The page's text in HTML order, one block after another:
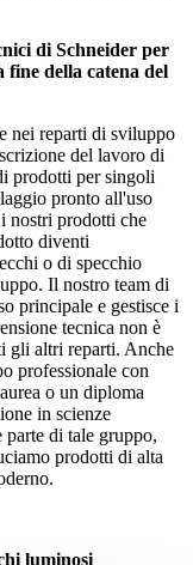
di Schneider per
della catena del
nei reparti di sviluppo
del lavoro di
prodotti per singoli
pronto all'uso
nostri prodotti che
diventi
o di specchio
Il nostro team di
principale e gestisce i
tecnica non è
gli altri reparti. Anche
professionale con
o un diploma
in scienze
di tale gruppo,
prodotti di alta
luminosi